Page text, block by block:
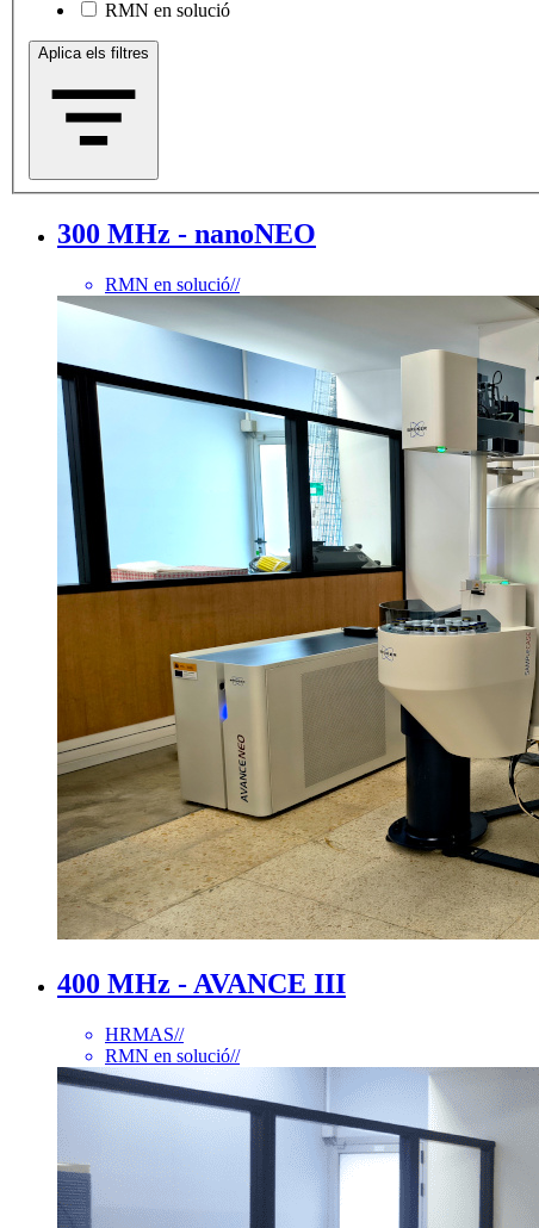
RMN en solució
Aplica els filtres
300 MHz - nanoNEO
RMN en solució//
400 MHz - AVANCE III
HRMAS//
RMN en solució//